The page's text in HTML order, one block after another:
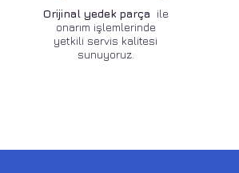
Orijinal yedek parça ile
onarım işlemlerinde
yetkili servis kalitesi
sunuyoruz.